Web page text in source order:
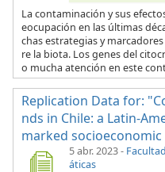
La contaminación y sus
eocupación en las últimas
chas estrategias y
re la biota. Los genes del
o mucha atención en este
Replication Data for:
nds in Chile: a Latin-
marked
5 abr. 2023-
áticas